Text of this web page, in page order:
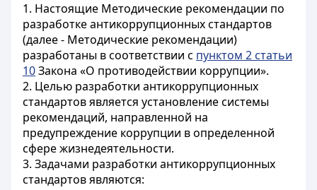
1. Настоящие Методические рекомендации по
разработке антикоррупционных стандартов
(далее - Методические рекомендации)
разработаны в соответствии с пунктом 2 статьи
10Закона «О противодействии коррупции».
2. Целью разработки антикоррупционных
стандартов является установление системы
рекомендаций, направленной на
предупреждение коррупции в определенной
сфере жизнедеятельности.
3. Задачами разработки антикоррупционных
стандартов являются: